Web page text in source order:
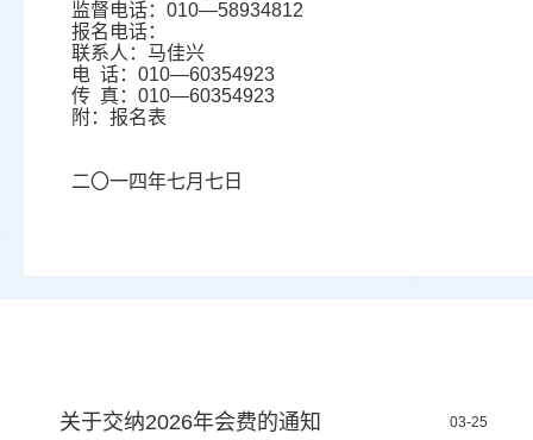
监督电话：010—58934812
报名电话：
联系人：马佳兴
电 话：010—60354923
传 真：010—60354923
附：报名表
二〇一四年七月七日
关于交纳2026年会费的通知 03-25